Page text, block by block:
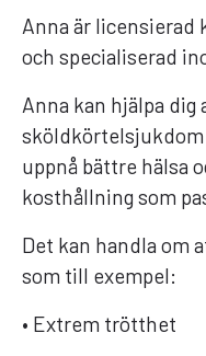
Anna är licensierad
och specialiserad
Anna kan hjälpa dig
sköldkörtelsjukdom
uppnå bättre hälsa
kosthållning som
Det kan handla om
som till exempel:
• Extrem trötthet